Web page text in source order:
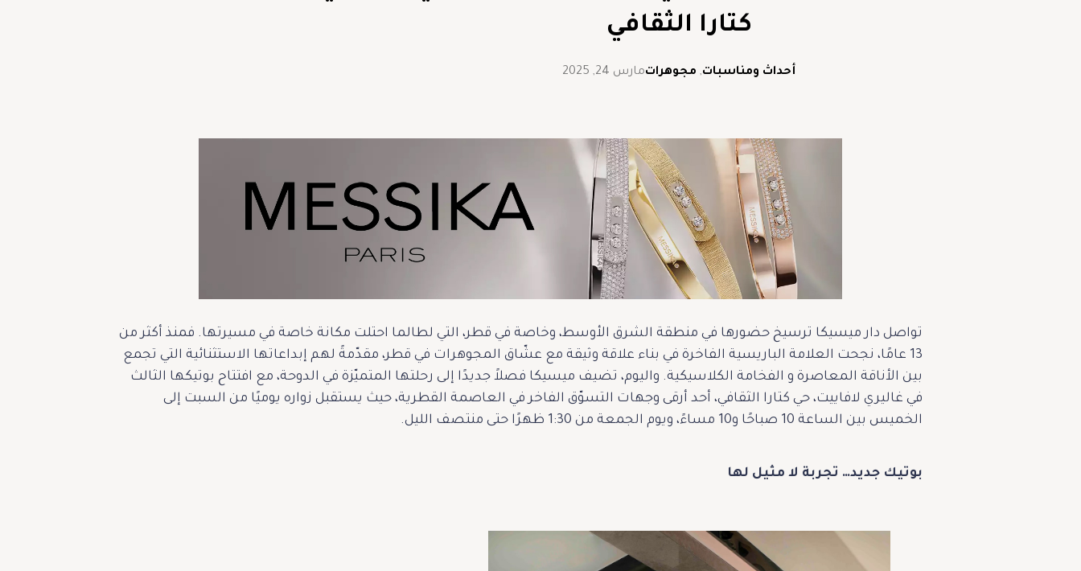
كتارا الثقافي
أحداث ومناسبات, مجوهراتمارس 24, 2025
تواصل دار ميسيكا ترسيخ حضورها في منطقة الشرق الأوسط، وخاصة في قطر، التي لطالما احتلت مكانة خاصة في مسيرتها. فمنذ أكثر من
13 عامًا، نجحت العلامة الباريسية الفاخرة في بناء علاقة وثيقة مع عشّاق المجوهرات في قطر، مقدّمةً لهم إبداعاتها الاستثنائية التي تجمع
بين الأناقة المعاصرة و الفخامة الكلاسيكية. واليوم، تضيف ميسيكا فصلاً جديدًا إلى رحلتها المتميّزة في الدوحة، مع افتتاح بوتيكها الثالث
في غاليري لافاييت، حي كتارا الثقافي، أحد أرقى وجهات التسوّق الفاخر في العاصمة القطرية، حيث يستقبل زواره يوميًا من السبت إلى
الخميس بين الساعة 10 صباحًا و10 مساءً، ويوم الجمعة من 1:30 ظهرًا حتى منتصف الليل.
بوتيك جديد… تجربة لا مثيل لها